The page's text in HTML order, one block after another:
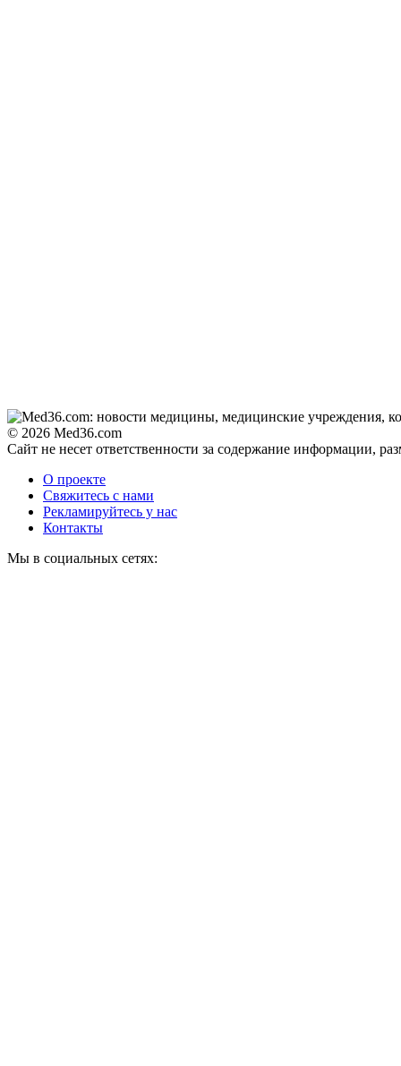
© 2026 Med36.com
Сайт не несет ответственности за содержание информации,
О проекте
Свяжитесь с нами
Рекламируйтесь у нас
Контакты
Мы в социальных сетях: